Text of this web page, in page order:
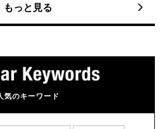
もっと見る
気のキーワード